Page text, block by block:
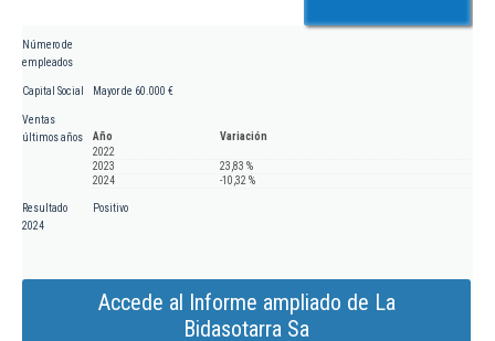
Número de
empleados
Capital Social Mayor de 60.000 €
Ventas
últimos años
Año
Variación
2022
2023
23,83 %
2024
-10,32 %
Resultado
2024
Positivo
Accede al Informe ampliado de La
Bidasotarra Sa